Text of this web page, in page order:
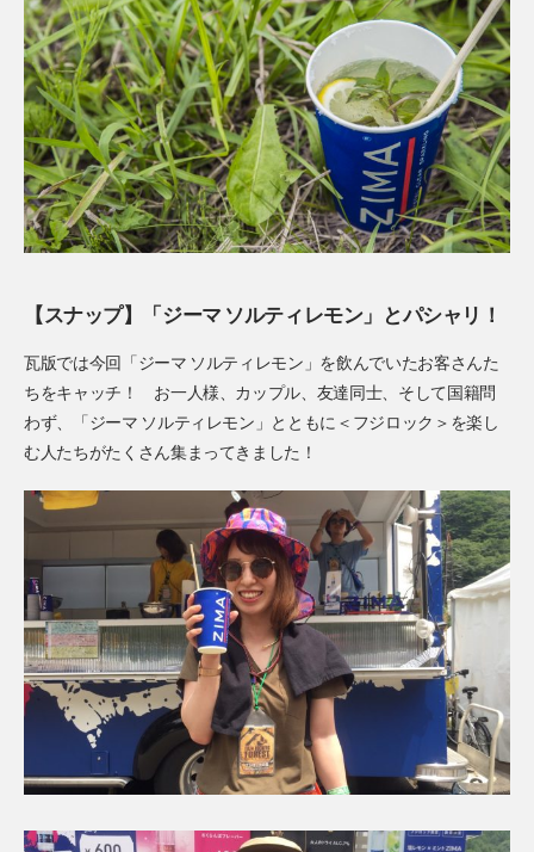
【スナップ】「ジーマ ソルティレモン」とパシャリ！
瓦版では今回「ジーマ ソルティレモン」を飲んでいたお客さんた
ちをキャッチ！ お一人様、カップル、友達同士、そして国籍問
わず、「ジーマ ソルティレモン」とともに＜フジロック＞を楽し
む人たちがたくさん集まってきました！